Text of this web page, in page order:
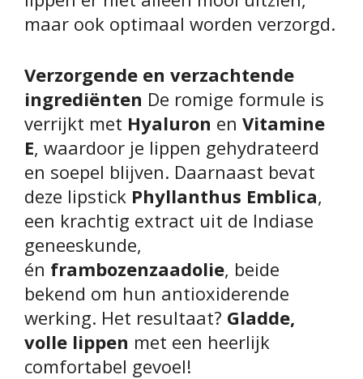
maar ook optimaal worden verzorgd.
Verzorgende en verzachtende
ingrediënten De romige formule is
verrijkt met Hyaluron en Vitamine
E, waardoor je lippen gehydrateerd
en soepel blijven. Daarnaast bevat
deze lipstick Phyllanthus Emblica,
een krachtig extract uit de Indiase
geneeskunde,
én frambozenzaadolie, beide
bekend om hun antioxiderende
werking. Het resultaat? Gladde,
volle lippen met een heerlijk
comfortabel gevoel!